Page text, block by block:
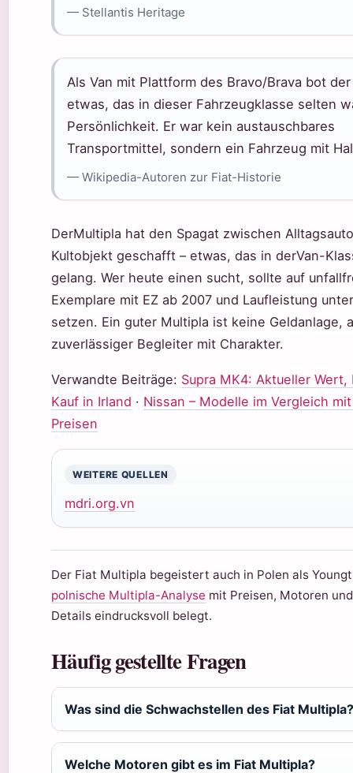
— Stellantis Heritage
Als Van mit Plattform des Bravo/Brava bot
etwas, das in dieser Fahrzeugklasse selten
Persönlichkeit. Er war kein austauschbares
Transportmittel, sondern ein Fahrzeug mit
— Wikipedia-Autoren zur Fiat-Historie
DerMultipla hat den Spagat zwischen
Kultobjekt geschafft – etwas, das in derVan-
gelang. Wer heute einen sucht, sollte auf
Exemplare mit EZ ab 2007 und Laufleistung
setzen. Ein guter Multipla ist keine Geldanlage,
zuverlässiger Begleiter mit Charakter.
Verwandte Beiträge: Supra MK4: Aktueller Wert,
Kauf in Irland · Nissan – Modelle im Vergleich
Preisen
WEITERE QUELLEN
mdri.org.vn
Der Fiat Multipla begeistert auch in Polen als
polnische Multipla-Analyse mit Preisen, Motoren
Details eindrucksvoll belegt.
Häufig gestellte Fragen
Was sind die Schwachstellen des Fiat Multipla?
Welche Motoren gibt es im Fiat Multipla?